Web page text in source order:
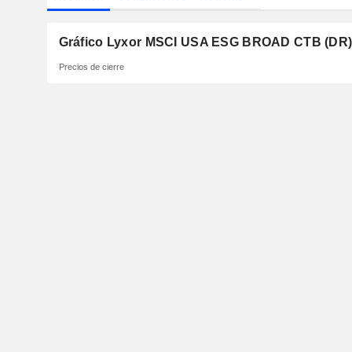
Gráfico Lyxor MSCI USA ESG BROAD CTB
Precios de cierre